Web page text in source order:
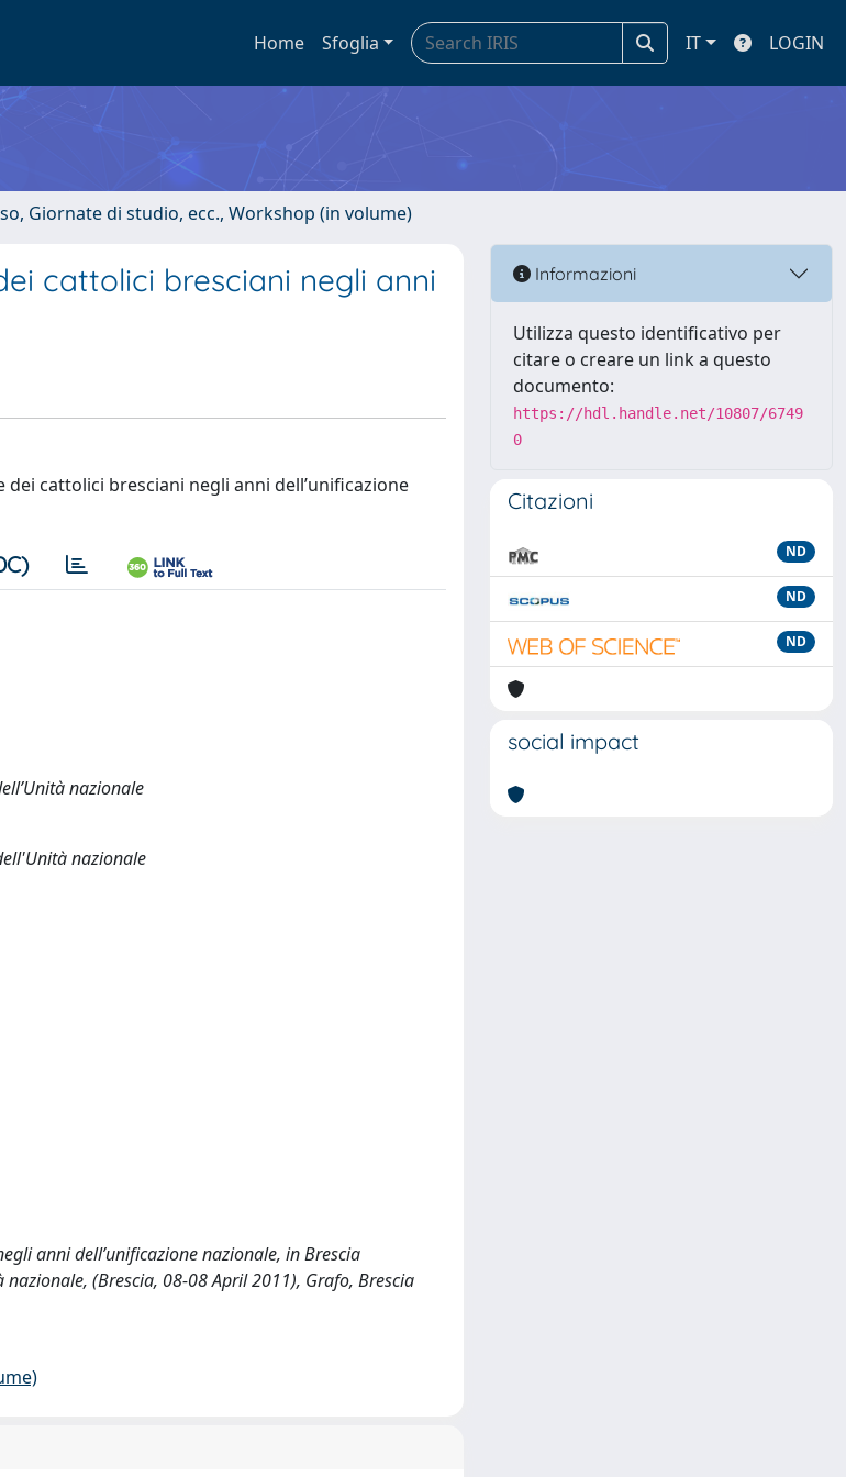
Home Sfoglia IT LOGIN
Giornate di studio, ecc., Workshop (in volume)
cattolici bresciani negli anni
cattolici bresciani negli anni dell’unificazione
nazionale
nazionale
anni dell’unificazione nazionale, in Brescia
(Brescia, 08-08 April 2011), Grafo, Brescia
Informazioni
Utilizza questo identificativo per
citare o creare un link a questo
documento:
https://hdl.handle.net/10807/6749
0
Citazioni
ND
ND
ND
social impact